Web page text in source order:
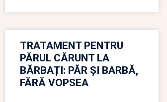
TRATAMENT PENTRU
PĂRUL CĂRUNT LA
BĂRBAȚI: PĂR ȘI BARBĂ,
FĂRĂ VOPSEA